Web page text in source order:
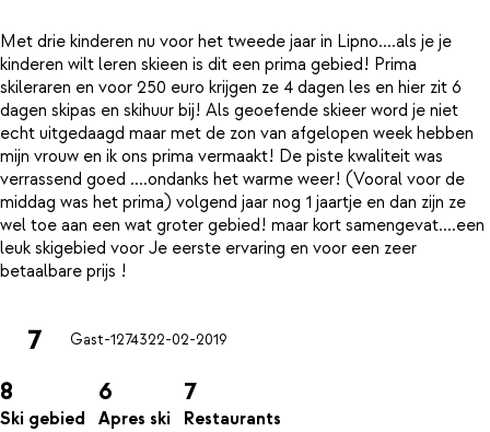
Met drie kinderen nu voor het tweede jaar in Lipno....als je je
kinderen wilt leren skieen is dit een prima gebied! Prima
skileraren en voor 250 euro krijgen ze 4 dagen les en hier zit 6
dagen skipas en skihuur bij! Als geoefende skieer word je niet
echt uitgedaagd maar met de zon van afgelopen week hebben
mijn vrouw en ik ons prima vermaakt! De piste kwaliteit was
verrassend goed ....ondanks het warme weer! (Vooral voor de
middag was het prima) volgend jaar nog 1 jaartje en dan zijn ze
wel toe aan een wat groter gebied! maar kort samengevat....een
leuk skigebied voor Je eerste ervaring en voor een zeer
7 Gast-1274322-02-2019
8
Ski gebied
6
Apres ski
7
Restaurants